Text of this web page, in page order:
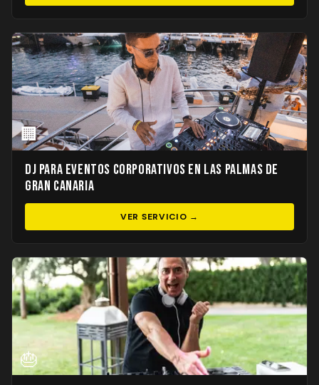
🏢
DJ para Eventos Corporativos en Las Palmas de
Gran Canaria
VER SERVICIO →
🎂